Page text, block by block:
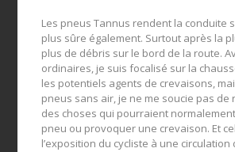
Les pneus Tannus rendent la conduite
plus sûre également. Surtout après la
plus de débris sur le bord de la route.
ordinaires, je suis focalisé sur la
les potentiels agents de crevaisons,
pneus sans air, je ne me soucie pas de
des choses qui pourraient
pneu ou provoquer une crevaison. Et
l’exposition du cycliste à une